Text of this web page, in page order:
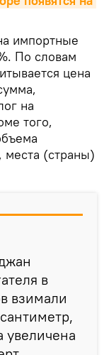
импортные
По словам
цена
на
того,
места (страны)
в
взимали
увеличена